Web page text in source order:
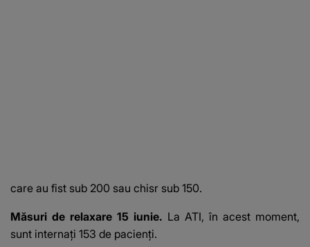
care au fist sub 200 sau chisr sub 150.
Măsuri de relaxare 15 iunie. La ATI, în acest moment,
sunt internaţi 153 de pacienţi.